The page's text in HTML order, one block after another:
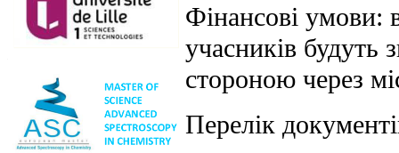
Фінансові умови:
учасників
стороною через
Перелік